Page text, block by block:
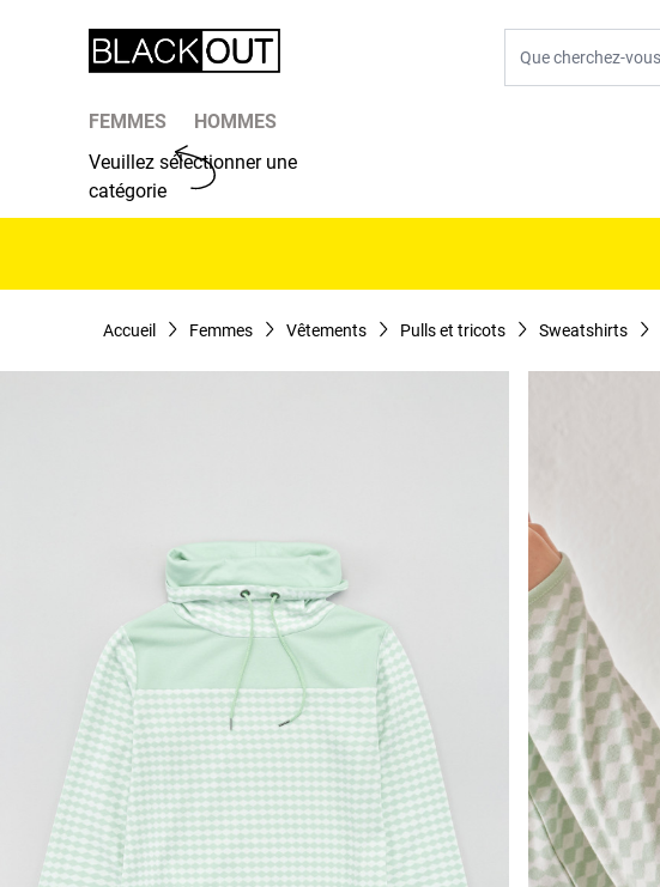
FEMMES
HOMMES
Veuillez sélectionner une
catégorie
Accueil Femmes Vêtements Pulls et tricots Sweatshirts